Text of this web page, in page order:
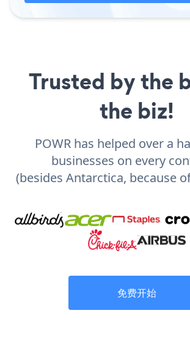
Trusted by the
the biz!
POWR has helped over a
businesses on every
(besides Antarctica, because
免费开始